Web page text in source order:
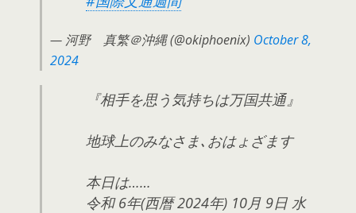
— 河野 真繁＠沖縄 (@okiphoenix) October 8,
2024
『相手を思う気持ちは万国共通』
地球上のみなさま､おはょざます
本日は……
令和 6年(西暦 2024年) 10月 9日 水